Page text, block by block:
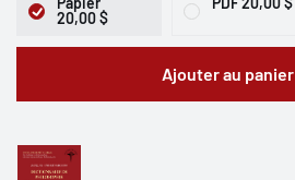
20,00 $
Ajouter au panier